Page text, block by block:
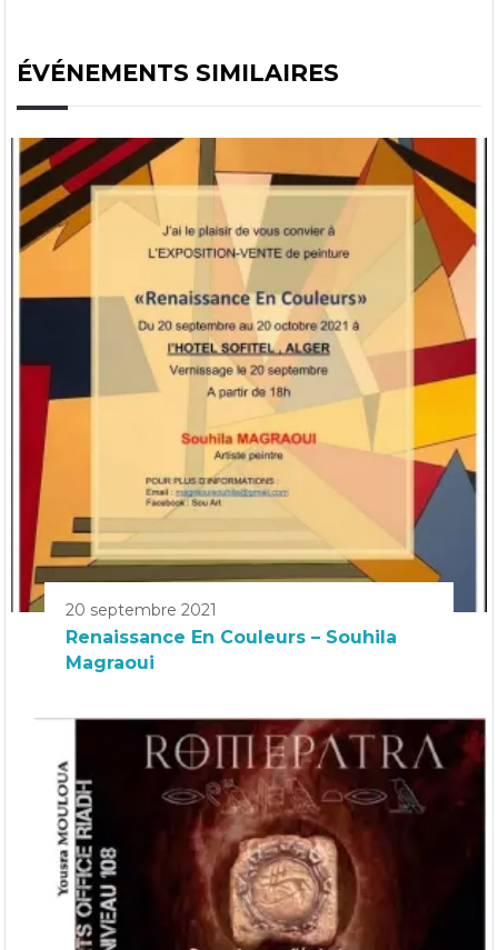
ÉVÉNEMENTS SIMILAIRES
20 septembre 2021
Renaissance En Couleurs – Souhila
Magraoui